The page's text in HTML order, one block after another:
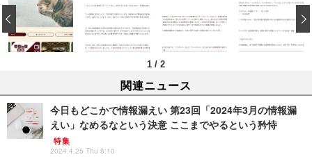
1 / 2
‹
関連ニュース
今日もどこかで情報漏えい 第23回「2024年3月の情報漏
えい」なめるなという決意 ここまでやるという矜恃
特集
2024.4.25 Thu 8:10